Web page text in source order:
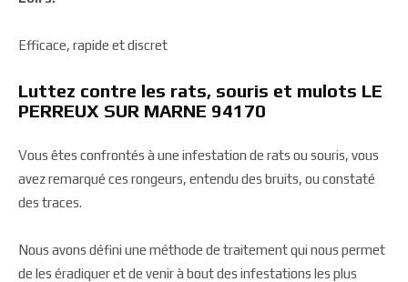
Efficace, rapide et discret
Luttez contre les rats, souris et mulots LE
PERREUX SUR MARNE 94170
Vous êtes confrontés à une infestation de rats ou souris, vous
avez remarqué ces rongeurs, entendu des bruits, ou constaté
des traces.
Nous avons défini une méthode de traitement qui nous permet
de les éradiquer et de venir à bout des infestations les plus